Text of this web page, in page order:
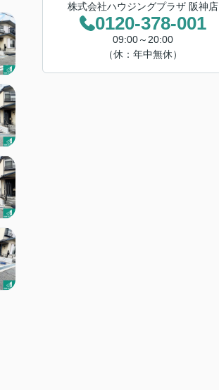
株式会社ハウジングプラザ 阪神店
0120-378-001
09:00～20:00
（休：年中無休）